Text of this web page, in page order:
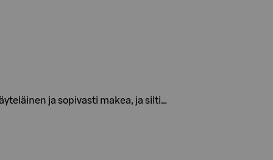
ja sopivasti makea, ja silti…